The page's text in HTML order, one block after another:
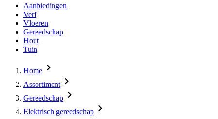
Aanbiedingen
Verf
Vloeren
Gereedschap
Hout
Tuin
Home
Assortiment
Gereedschap
Elektrisch gereedschap